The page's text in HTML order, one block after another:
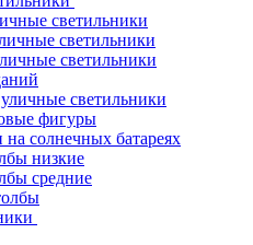
светильники
светильники
светильники
светильники
фигуры
солнечных батареях
низкие
средние